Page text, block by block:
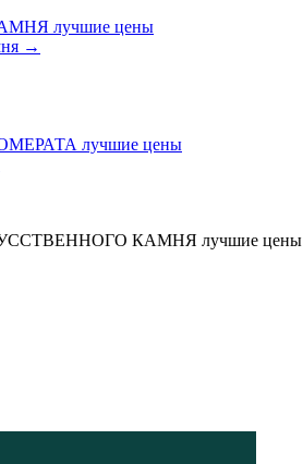
лучшие цены
→
лучшие цены
КАМНЯ лучшие цены